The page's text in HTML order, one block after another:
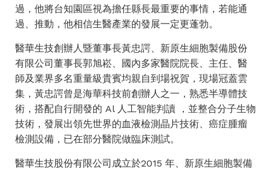
過，他將台知園區視為擔任縣長最重要的事情，若能通
過、推動，他相信生醫產業的發展一定更蓬勃。
醫華生技創辦人暨董事長黃忠諤、新原生細胞製備股份
有限公司董事長郭旭崧、國內多家醫院院長、主任、醫
師及業界多名重量級貴賓均親自到場祝賀，現場冠蓋雲
集，黃忠諤曾是海華科技前創辦人之一，熟悉半導體技
術，搭配自行開發的 Al 人工智能判讀 ，並整合分子生物
技術，發展出領先世界的血液檢測晶片技術、癌症腫瘤
檢測設備，已在部分醫院做臨床測試。
醫華生技股份有限公司成立於2015 年、新原生細胞製備